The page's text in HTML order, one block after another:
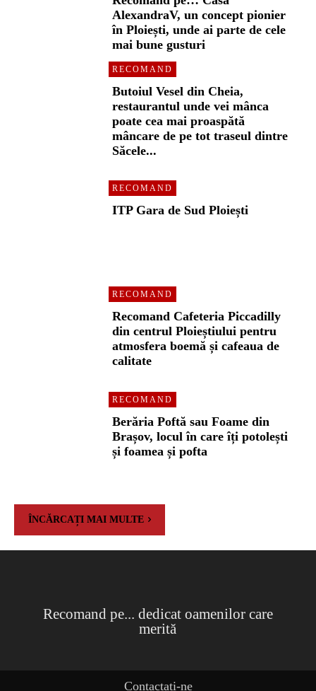
AlexandraV, un concept pionier
în Ploiești, unde ai parte de cele
mai bune gusturi
RECOMAND
Butoiul Vesel din Cheia,
restaurantul unde vei mânca
poate cea mai proaspătă
mâncare de pe tot traseul dintre
Săcele...
RECOMAND
ITP Gara de Sud Ploiești
RECOMAND
Recomand Cafeteria Piccadilly
din centrul Ploieștiului pentru
atmosfera boemă și cafeaua de
calitate
RECOMAND
Berăria Poftă sau Foame din
Brașov, locul în care îți potolești
și foamea și pofta
ÎNCĂRCAȚI MAI MULTE
Recomand pe... dedicat oamenilor care
merită
Contactați-ne